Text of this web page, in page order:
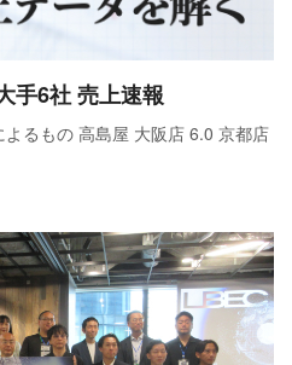
けん引した。免税売上げも引
増）、岩田屋三越（15.6％
日本橋本店（11.1％増）が2桁
除いた全ての項目がプラス。特
美術・宝飾・貴金属（20.4％
手6社 売上速報
るもの 高島屋 大阪店 6.0 京都店